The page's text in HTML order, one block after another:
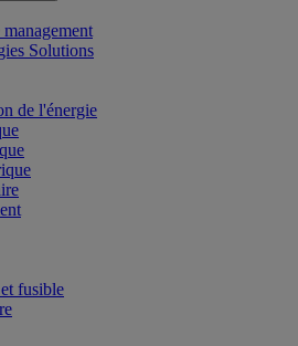
Solutions
de l'énergie
fusible